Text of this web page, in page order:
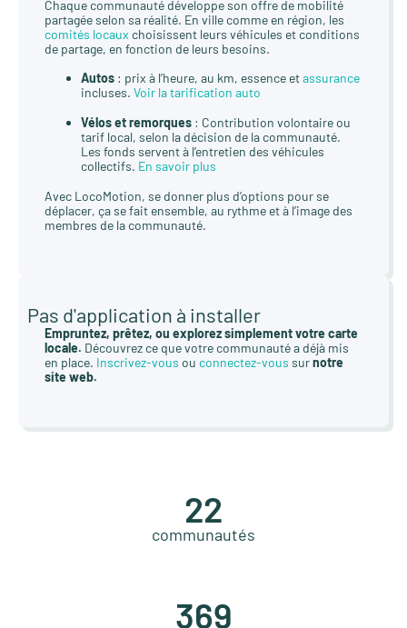
Chaque communauté développe son offre de mobilité
partagée selon sa réalité. En ville comme en région, les
comités locaux choisissent leurs véhicules et conditions
de partage, en fonction de leurs besoins.
Autos : prix à l’heure, au km, essence etassurance
incluses.Voir la tarification auto
Vélos et remorques : Contribution volontaire ou
tarif local, selon la décision de la communauté.
Les fonds servent à l’entretien des véhicules
collectifs. En savoir plus
Avec LocoMotion, se donner plus d’options pour se
déplacer, ça se fait ensemble, au rythme et à l’image des
membres de la communauté.
Pas d'application à installer
Empruntez, prêtez, ou explorez simplement votre carte
locale. Découvrez ce que votre communauté a déjà mis
en place. Inscrivez-vous ouconnectez-vous surnotre
site web.
communautés
22
369